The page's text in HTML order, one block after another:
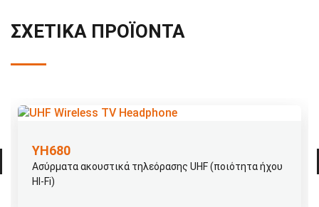
ΣΧΕΤΙΚΆ ΠΡΟΪΌΝΤΑ
ΥΗ680
Ασύρματα ακουστικά τηλεόρασης UHF (ποιότητα ήχου
HI-Fi)